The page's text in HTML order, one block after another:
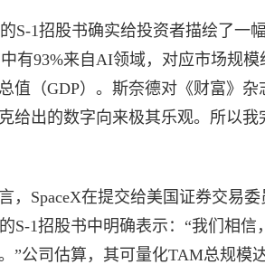
的S-1招股书确实给投资者描绘了一
有93%来自AI领域，对应市场规
值（GDP）。斯奈德对《财富》
给出的数字向来极其乐观。所以
，SpaceX在提交给美国证券交易委
S-1招股书中明确表示：“我们相
”公司估算，其可量化TAM总规模